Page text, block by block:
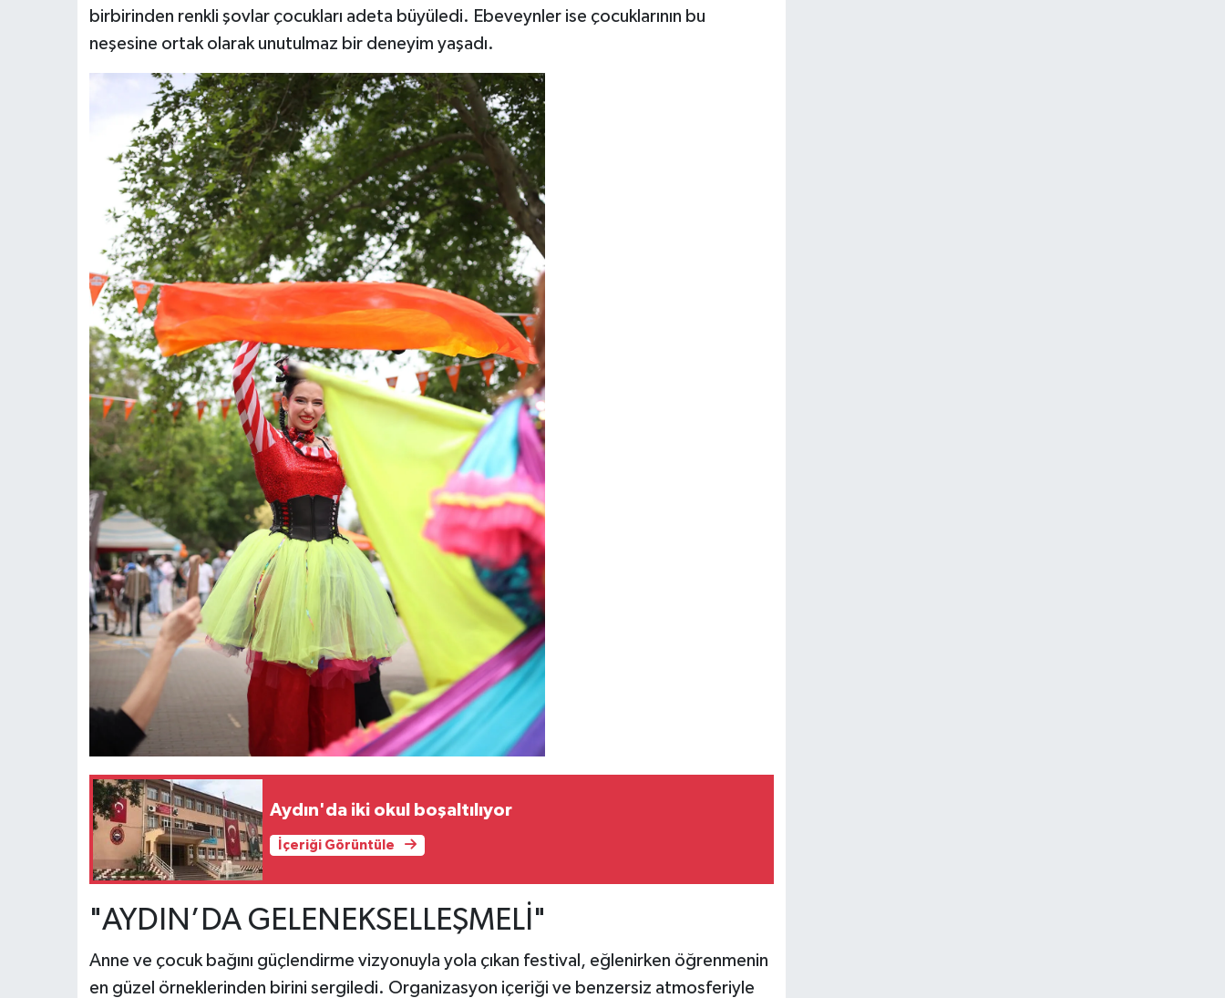
birbirinden renkli şovlar çocukları adeta büyüledi. Ebeveynler ise çocuklarının bu
neşesine ortak olarak unutulmaz bir deneyim yaşadı.
Aydın'da iki okul boşaltılıyor
İçeriği Görüntüle
"AYDIN’DA GELENEKSELLEŞMELİ"
Anne ve çocuk bağını güçlendirme vizyonuyla yola çıkan festival, eğlenirken öğrenmenin
en güzel örneklerinden birini sergiledi. Organizasyon içeriği ve benzersiz atmosferiyle